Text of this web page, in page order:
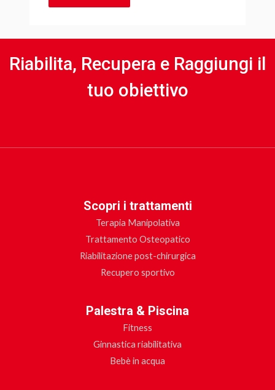
Riabilita, Recupera e Raggiungi il
tuo obiettivo
Scopri i trattamenti
Terapia Manipolativa
Trattamento Osteopatico
Riabilitazione post-chirurgica
Recupero sportivo
Palestra & Piscina
Fitness
Ginnastica riabilitativa
Bebè in acqua